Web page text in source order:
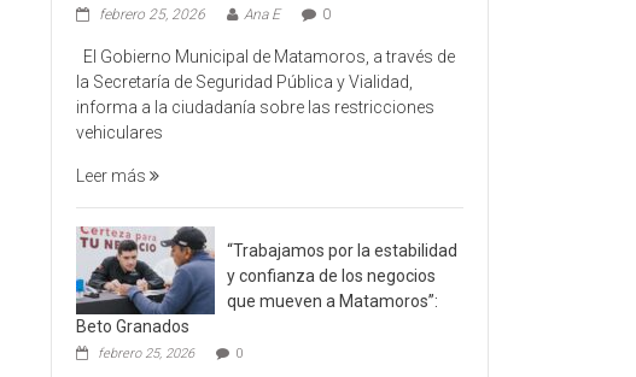
febrero 25, 2026 Ana E 0
El Gobierno Municipal de Matamoros, a través de
la Secretaría de Seguridad Pública y Vialidad,
informa a la ciudadanía sobre las restricciones
vehiculares
Leer más
“Trabajamos por la estabilidad
y confianza de los negocios
que mueven a Matamoros”:
Beto Granados
febrero 25, 2026 0